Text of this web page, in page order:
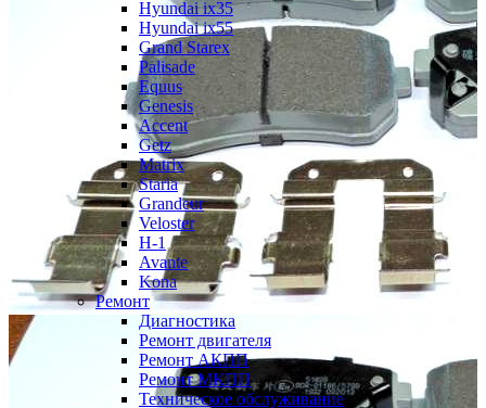
Hyundai ix35
Hyundai ix55
Grand Starex
Palisade
Equus
Genesis
Accent
Getz
Matrix
Staria
Grandeur
Veloster
H-1
Avante
Kona
Ремонт
Диагностика
Ремонт двигателя
Ремонт АКПП
Ремонт МКПП
Техническое обслуживание